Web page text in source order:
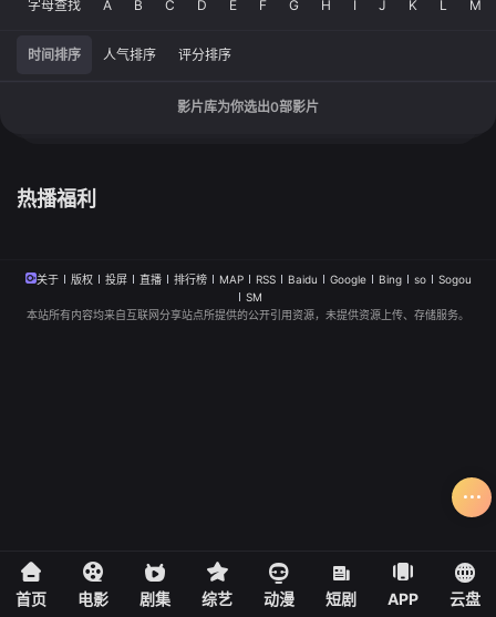
字母查找 A B C D E F G H I J K L M
时间排序 人气排序 评分排序
影片库为你选出0部影片
热播福利
关于 版权 投屏 直播 排行榜 MAP RSS Baidu Google Bing so
Sogou
SM
本站所有内容均来自互联网分享站点所提供的公开引用资源，未提供资源上传、存储服务。
首页 电影 剧集 综艺 动漫 短剧 APP 云盘